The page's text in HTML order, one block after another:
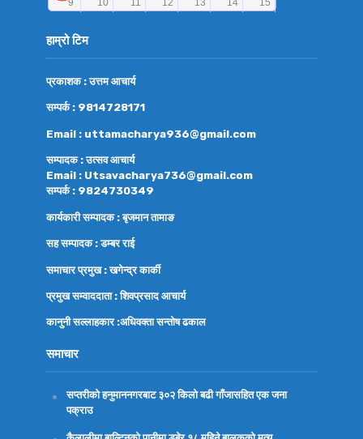
हाम्रो टिम
प्रकाशक : उत्तम आचार्य
सम्पर्क : 9814728171
Email : uttamacharya936@gmail.com
सम्पादक : उत्सव आचार्य
Email : Utsavacharya736@gmail.com
सम्पर्क : 9824730349
कार्यकारी सम्पादक : बृजमान तामाङ
सह सम्पादक : डम्बर राई
समाचार प्रमुख : खगेन्द्र कार्की
प्रमुख सम्वाददाता : शिवप्रसाद आचार्य
कानुनी सल्लाहकार :अधिवक्तासन्तोष ढकाल
समाचार
सप्तरीको हनुमाननगरबाट ३०२ किलो बढी गाँजासहित एक जना
पक्राउ